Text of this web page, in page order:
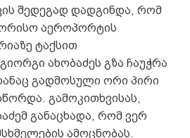
შედეგად დადგინდა, რომ
აეროპორტის
ტაქსით
ახობაძეს გზა ჩაუჭრა
გადმოსული ორი პირი
გამოკითხვისას,
განაცხადა, რომ ვერ
ამოცნობას.